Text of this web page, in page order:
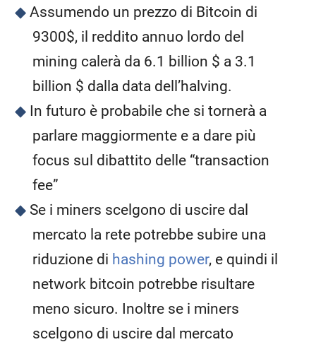
Assumendo un prezzo di Bitcoin di
9300$, il reddito annuo lordo del
mining calerà da 6.1 billion $ a 3.1
billion $ dalla data dell’halving.
In futuro è probabile che si tornerà a
parlare maggiormente e a dare più
focus sul dibattito delle “transaction
fee”
Se i miners scelgono di uscire dal
mercato la rete potrebbe subire una
riduzione di hashing power, e quindi il
network bitcoin potrebbe risultare
meno sicuro. Inoltre se i miners
scelgono di uscire dal mercato